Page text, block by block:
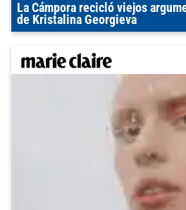
La Cámpora recicló viejos
de Kristalina Georgieva